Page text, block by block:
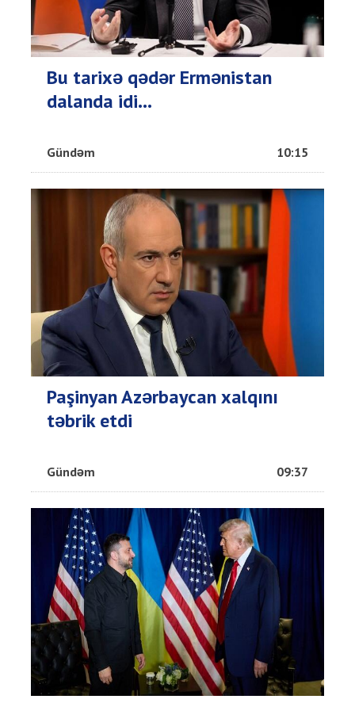
Bu tarixə qədər Ermənistan
dalanda idi...
Gündəm 10:15
Paşinyan Azərbaycan xalqını
təbrik etdi
Gündəm 09:37